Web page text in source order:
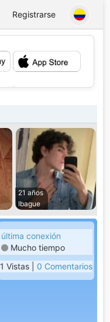
Registrarse
21 años
Ibague
última conexión
Mucho tiempo
1 Vistas | 0 Comentarios